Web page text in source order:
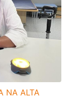
NA ALTA